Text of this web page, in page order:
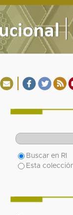
Buscar en RI
Esta